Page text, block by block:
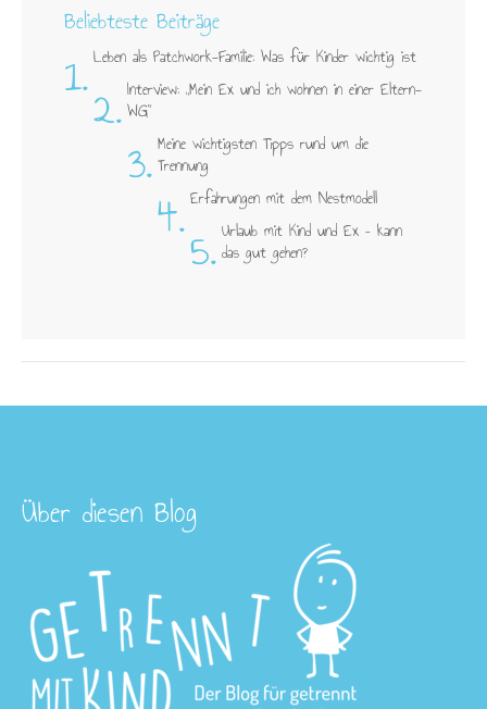
Beliebteste Beiträge
1. Leben als Patchwork-Familie: Was für Kinder wichtig ist
2. Interview: „Mein Ex und ich wohnen in einer Eltern-
WG"
3. Meine wichtigsten Tipps rund um die
Trennung
4. Erfahrungen mit dem Nestmodell
5. Urlaub mit Kind und Ex – kann
das gut gehen?
Über diesen Blog